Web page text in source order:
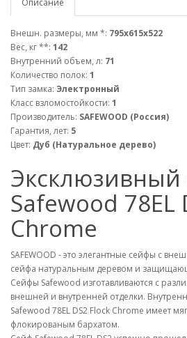
Описание
Внешн. размеры, мм *: 795х615х522
Вес, кг **: 142
Внутренний объем, л: 71
Количество полок: 1
Тип замка: Электронный
Класс взломостойкости: 1
Производитель: SAFEWOOD (Россия)
Гарантия, лет: 5
Цвет: Дуб (Натуральное дерево)
Эксклюзивный
Safewood 78EL
Chrome
SAFEWOOD - это элегантные сейфы с
сейфа натуральным деревом и
Сейфы Safewood изготавливаются с
внешней и внутренней отделки.
Safewood 78EL DS2 Flock Chrome имеет
флокированым бархатом.